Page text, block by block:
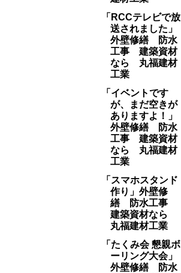
「RCCテレビで放
送されました」
外壁修繕 防水
工事 建築資材
なら 丸福建材
工業
「イベントです
が、まだ空きが
ありますよ！」
外壁修繕 防水
工事 建築資材
なら 丸福建材
工業
「スマホスタンド
作り」外壁修
繕 防水工事
建築資材なら
丸福建材工業
「たくみ会 懇親ボ
ーリング大会」
外壁修繕 防水